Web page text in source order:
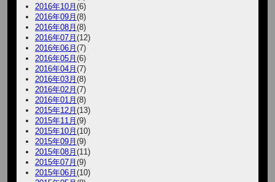
2016年10月(6)
2016年09月(8)
2016年08月(8)
2016年07月(12)
2016年06月(7)
2016年05月(6)
2016年04月(7)
2016年03月(8)
2016年02月(7)
2016年01月(8)
2015年12月(13)
2015年11月(9)
2015年10月(10)
2015年09月(9)
2015年08月(11)
2015年07月(9)
2015年06月(10)